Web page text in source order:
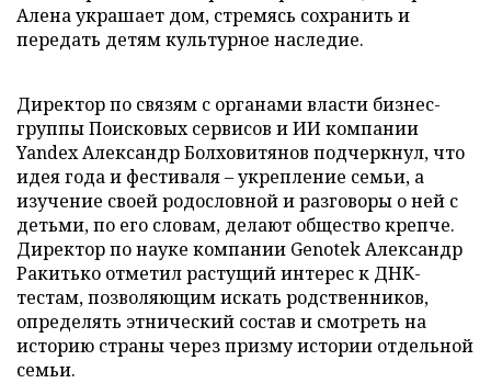
Алена украшает дом, стремясь сохранить и
передать детям культурное наследие.
Директор по связям с органами власти бизнес-
группы Поисковых сервисов и ИИ компании
Yandex Александр Болховитянов подчеркнул, что
идея года и фестиваля – укрепление семьи, а
изучение своей родословной и разговоры о ней с
детьми, по его словам, делают общество крепче.
Директор по науке компании Genotek Александр
Ракитько отметил растущий интерес к ДНК-
тестам, позволяющим искать родственников,
определять этнический состав и смотреть на
историю страны через призму истории отдельной
семьи.